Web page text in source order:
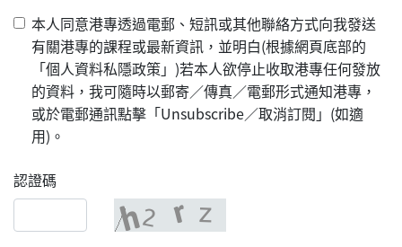
本人同意港專透過電郵、短訊或其他聯絡方式向我發送
有關港專的課程或最新資訊，並明白(根據網頁底部的
「個人資料私隱政策」)若本人欲停止收取港專任何發放
的資料，我可隨時以郵寄／傳真／電郵形式通知港專，
或於電郵通訊點擊「Unsubscribe／取消訂閱」(如適
用)。
認證碼